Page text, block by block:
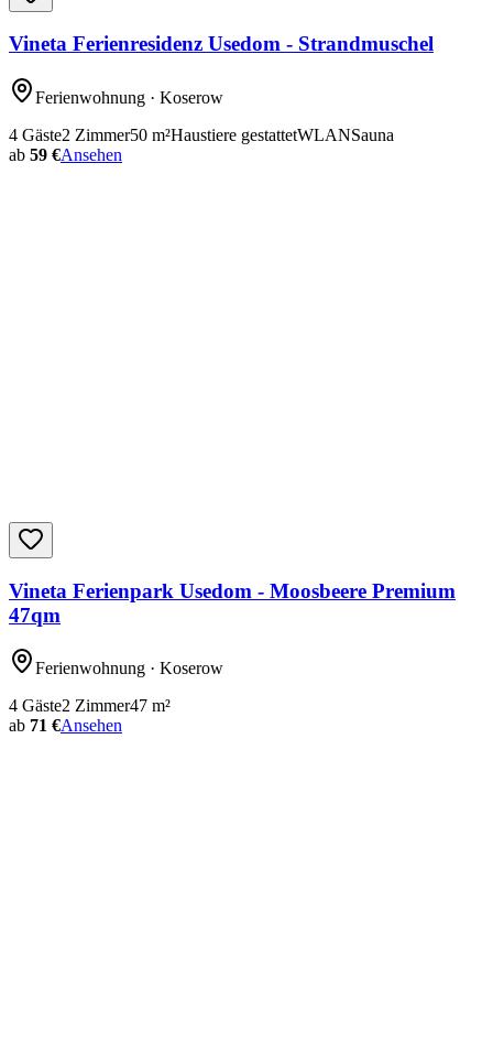
Vineta Ferienresidenz Usedom - Strandmuschel
Ferienwohnung · Koserow
4 Gäste2 Zimmer50 m²Haustiere gestattetWLANSauna
ab 59 €Ansehen
Vineta Ferienpark Usedom - Moosbeere Premium
47qm
Ferienwohnung · Koserow
4 Gäste2 Zimmer47 m²
ab 71 €Ansehen